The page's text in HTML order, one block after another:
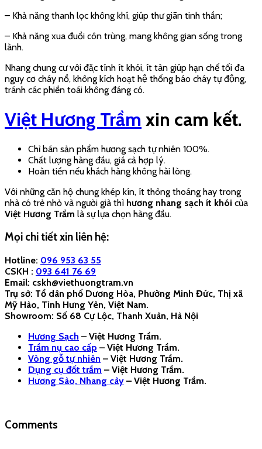
– Khả năng thanh lọc không khí, giúp thư giãn tinh thần;
– Khả năng xua đuổi côn trùng, mang không gian sống trong
lành.
Nhang chung cư với đặc tính ít khói, ít tàn giúp hạn chế tối đa
nguy cơ cháy nổ, không kích hoạt hệ thống báo cháy tự động,
tránh các phiền toái không đáng có.
Việt Hương Trầm xin cam kết.
Chỉ bán sản phẩm hương sạch tự nhiên 100%.
Chất lượng hàng đầu, giá cả hợp lý.
Hoàn tiền nếu khách hàng không hài lòng.
Với những căn hộ chung khép kín, ít thông thoáng hay trong
nhà có trẻ nhỏ và người già thì hương nhang sạch ít khói của
Việt Hương Trầm là sự lựa chọn hàng đầu.
Mọi chi tiết xin liên hệ:
Hotline: 096 953 63 55
CSKH : 093 641 76 69
Email: cskh@viethuongtram.vn
Trụ sở: Tổ dân phố Dương Hòa, Phường Minh Đức, Thị xã
Mỹ Hào, Tỉnh Hưng Yên, Việt Nam.
Showroom: Số 68 Cự Lộc, Thanh Xuân, Hà Nội
Hương Sạch – Việt Hương Trầm.
Trầm nụ cao cấp – Việt Hương Trầm.
Vòng gỗ tự nhiên – Việt Hương Trầm.
Dụng cụ đốt trầm – Việt Hương Trầm.
Hương Sào, Nhang cây – Việt Hương Trầm.
Comments